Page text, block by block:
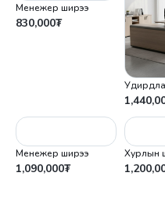
Менежер ширээ
830,000₮
Менежер ширээ
1,090,000₮
Хурлын